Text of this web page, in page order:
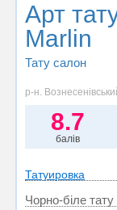
Арт
Marlin
Тату салон
р-н.
8.7
балів
Татуировка
Чорно-біле тату